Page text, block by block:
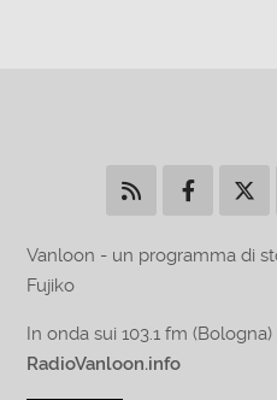
Vanloon - un programma di
Fujiko
In onda sui 103.1 fm
RadioVanloon.info